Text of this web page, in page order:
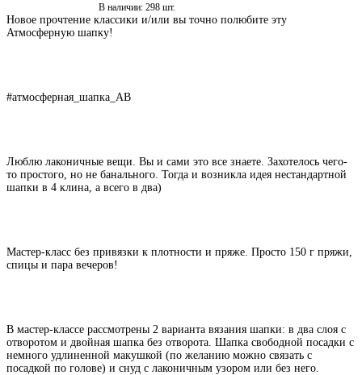
В наличии: 298 шт.
Новое прочтение классики и/или вы точно полюбите эту
Атмосферную шапку!
#атмосферная_шапка_AB
Люблю лаконичные вещи. Вы и сами это все знаете. Захотелось чего-
то простого, но не банального. Тогда и возникла идея нестандартной
шапки в 4 клина, а всего в два)
Мастер-класс без привязки к плотности и пряже. Просто 150 г пряжи,
спицы и пара вечеров!
В мастер-классе рассмотрены 2 варианта вязания шапки: в два слоя с
отворотом и двойная шапка без отворота. Шапка свободной посадки с
немного удлиненной макушкой (по желанию можно связать с
посадкой по голове) и снуд с лаконичным узором или без него.